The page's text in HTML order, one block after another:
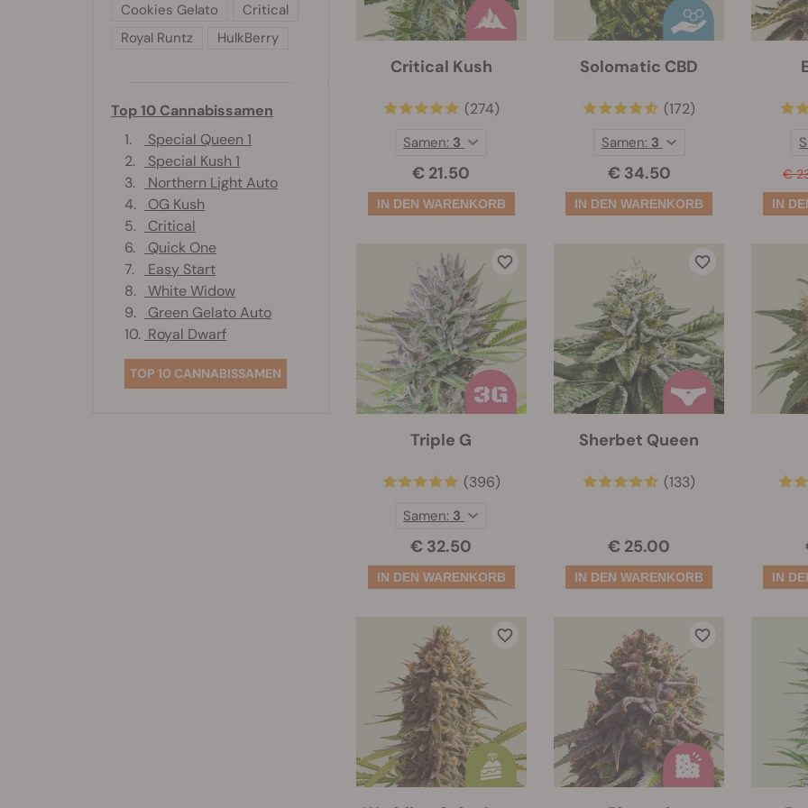
Critical Kush
(274)
€ 21.50
Samen: 3
Solomatic CBD
(172)
€ 34.50
Samen: 3
€
Triple G
(396)
€ 32.50
Samen: 3
Sherbet Queen
(133)
€ 25.00
Cookies Gelato
Critical
Royal Runtz
HulkBerry
Top 10 Cannabissamen
1.
Special Queen 1
2.
Special Kush 1
3.
Northern Light Auto
4.
OG Kush
5.
Critical
6.
Quick One
7.
Easy Start
8.
White Widow
9.
Green Gelato Auto
10. Royal Dwarf
TOP 10 CANNABISSAMEN